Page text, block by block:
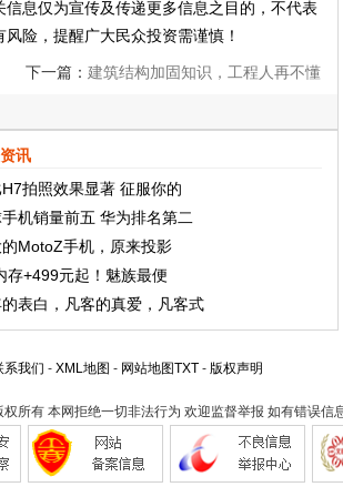
息仅为宣传及传递更多信息之目的，不代表
险，提醒广大民众投资需谨慎！
下一篇： 建筑结构加固知识，工程人再不懂
讯
拍照效果显著 征服你的
机销量前五 华为排名第二
MotoZ手机，原来投影
存+499元起！魅族最便
表白，凡客的真爱，凡客式
系我们 - XML地图 - 网站地图TXT- 版权声明
所有 本网拒绝一切非法行为 欢迎监督举报 如有错误信